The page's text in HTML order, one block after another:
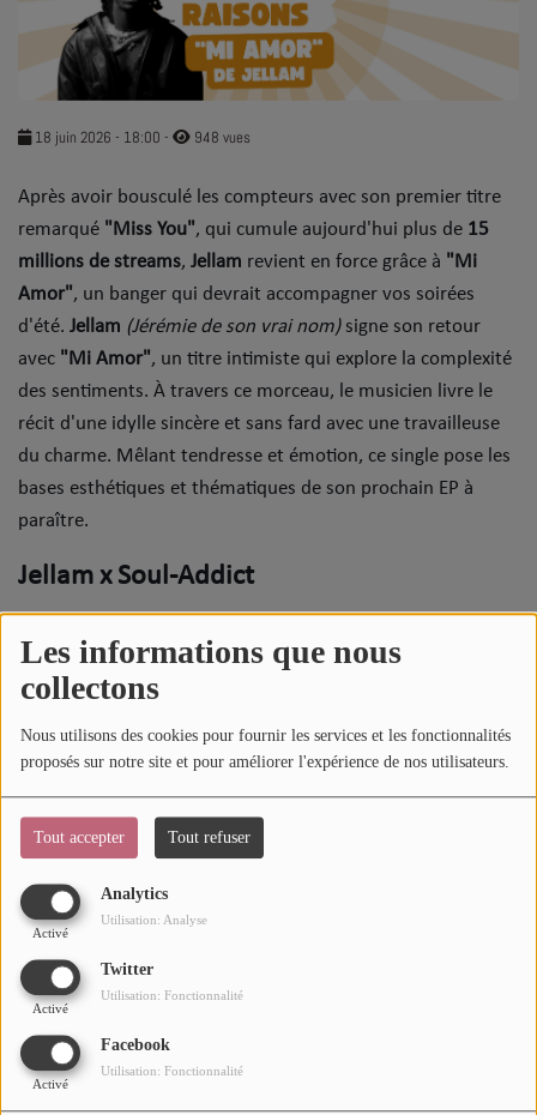
Les informations que nous
collectons
Nous utilisons des cookies pour fournir les services et les fonctionnalités
proposés sur notre site et pour améliorer l'expérience de nos utilisateurs.
Tout accepter Tout refuser
Analytics
Activé
Utilisation: Analyse
Twitter
Activé
Utilisation: Fonctionnalité
Facebook
Activé
Utilisation: Fonctionnalité
SOUL ADDICT PLAY
Flash News
Dans la Street
C quoi ton Actu ?
Dans ton Téléphone
Mic 2 Rue
Première Fois
URBAN CULTURE
Sport
Mode
Cinéma
Dossiers
AGENDA
Concerts
CONCOURS
CHARTS
18 juin 2026 - 18:00 - 948 vues
​Après avoir bousculé les compteurs avec son premier titre
remarqué "Miss You", qui cumule aujourd'hui plus de 15
millions de streams, Jellam revient en force grâce à "Mi
Amor", un banger qui devrait accompagner vos soirées
d'été. Jellam (Jérémie de son vrai nom)signe son retour
avec "Mi Amor", un titre intimiste qui explore la complexité
des sentiments. À travers ce morceau, le musicien livre le
récit d'une idylle sincère et sans fard avec une travailleuse
du charme. Mêlant tendresse et émotion, ce single pose les
bases esthétiques et thématiques de son prochain EP à
paraître.
Jellam x Soul-Addict
au jeu du5 bonnes raisons. Dans la vidéo ci-dessous,
l'artiste vous donne
titre"Mi Amor".